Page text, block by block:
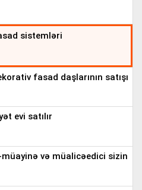
sistemləri
fasad daşlarının satışı
evi satılır